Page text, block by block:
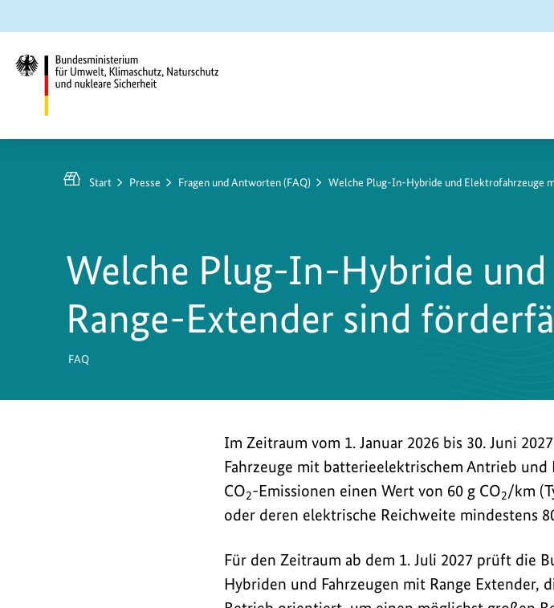
Hauptinhalt
springen
Suche
springen
Hauptnavigation
springen
Umwelt,
Klimaschutz,
nukleare
Sicherheit
Start Presse Fragen und Antworten (FAQ) Welche Plug-In-Hybride und Elektrofahrzeuge
Welche Plug-In-Hybride
Range-Extender sind
FAQ
Im Zeitraum vom 1. Januar 2026 bis 30. Juni
Fahrzeuge mit batterieelektrischem Antrieb
CO2-Emissionen einen Wert von 60 g CO2/km
oder deren elektrische Reichweite mindestens
Für den Zeitraum ab dem 1. Juli 2027 prüft die
Hybriden und Fahrzeugen mit Range Extender,